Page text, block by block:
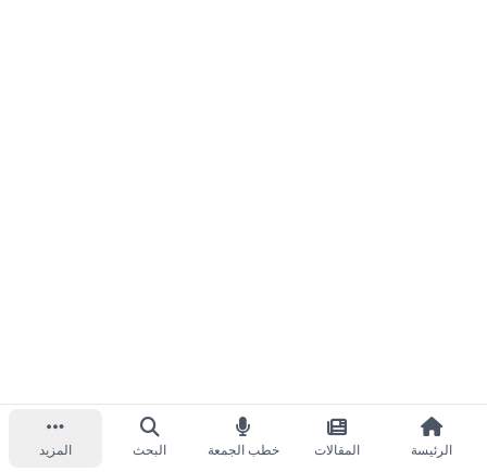
الرئيسة المقالات خطب الجمعة البحث المزيد